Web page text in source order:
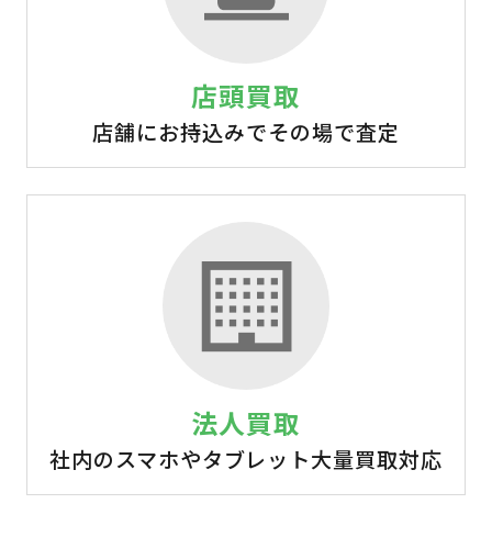
店頭買取
店舗にお持込みでその場で査定
法人買取
社内のスマホやタブレット大量買取対応